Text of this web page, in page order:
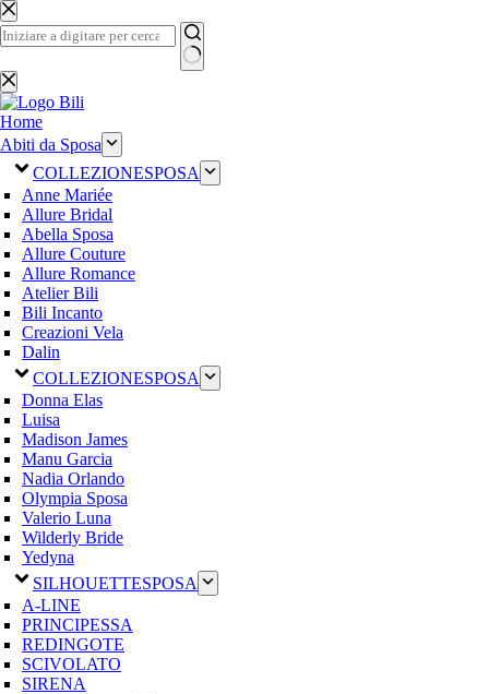
Salta
al
contenuto
Nessun
risultato
Home
Abiti da Sposa
COLLEZIONESPOSA
Anne Mariée
Allure Bridal
Abella Sposa
Allure Couture
Allure Romance
Atelier Bili
Bili Incanto
Creazioni Vela
Dalin
COLLEZIONESPOSA
Donna Elas
Luisa
Madison James
Manu Garcia
Nadia Orlando
Olympia Sposa
Valerio Luna
Wilderly Bride
Yedyna
SILHOUETTESPOSA
A-LINE
PRINCIPESSA
REDINGOTE
SCIVOLATO
SIRENA